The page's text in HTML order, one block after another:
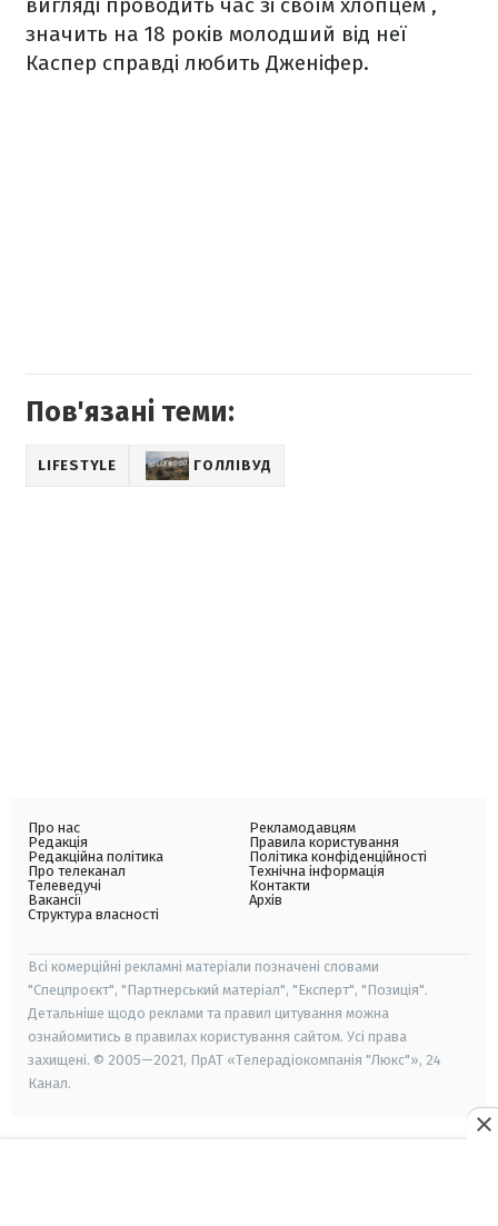
значить на 18 років молодший від неї
Каспер справді любить Дженіфер.
Пов'язані теми:
LIFESTYLE ГОЛЛІВУД
Про нас
Редакція
Редакційна політика
Про телеканал
Телеведучі
Вакансії
Структура власності
Рекламодавцям
Правила користування
Політика конфіденційності
Технічна інформація
Контакти
Архів
Всі комерційні рекламні матеріали позначені словами
"Спецпроєкт", "Партнерський матеріал", "Експерт", "Позиція".
Детальніше щодо реклами та правил цитування можна
ознайомитись в правилах користування сайтом. Усі права
захищені. © 2005—2021, ПрАТ «Телерадіокомпанія "Люкс"», 24
Канал.